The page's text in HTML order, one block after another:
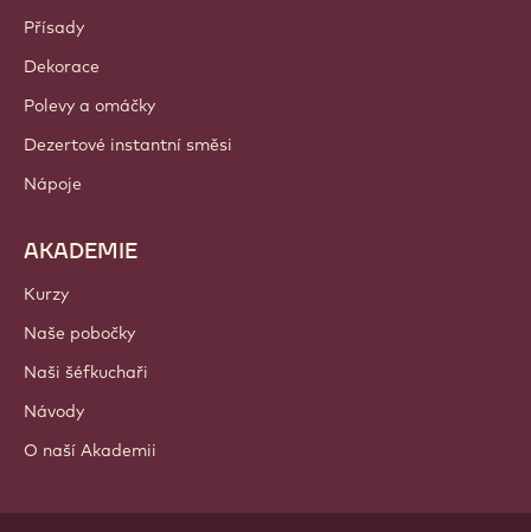
Přísady
Dekorace
Polevy a omáčky
Dezertové instantní směsi
Nápoje
AKADEMIE
Kurzy
Naše pobočky
Naši šéfkuchaři
Návody
O naší Akademii